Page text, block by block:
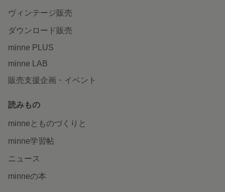
ヴィンテージ販売
ダウンロード販売
minne PLUS
minne LAB
販売支援企画・イベント
読みもの
minneとものづくりと
minne学習帖
ニュース
minneの本